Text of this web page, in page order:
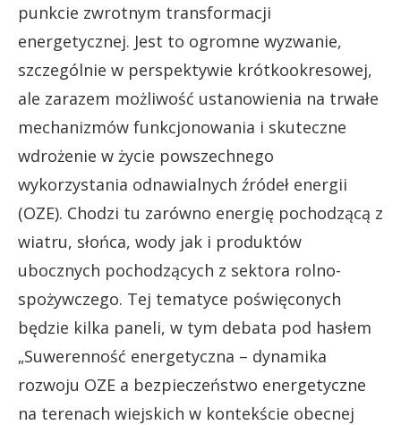
punkcie zwrotnym transformacji
energetycznej. Jest to ogromne wyzwanie,
szczególnie w perspektywie krótkookresowej,
ale zarazem możliwość ustanowienia na trwałe
mechanizmów funkcjonowania i skuteczne
wdrożenie w życie powszechnego
wykorzystania odnawialnych źródeł energii
(OZE). Chodzi tu zarówno energię pochodzącą z
wiatru, słońca, wody jak i produktów
ubocznych pochodzących z sektora rolno-
spożywczego. Tej tematyce poświęconych
będzie kilka paneli, w tym debata pod hasłem
„Suwerenność energetyczna – dynamika
rozwoju OZE a bezpieczeństwo energetyczne
na terenach wiejskich w kontekście obecnej